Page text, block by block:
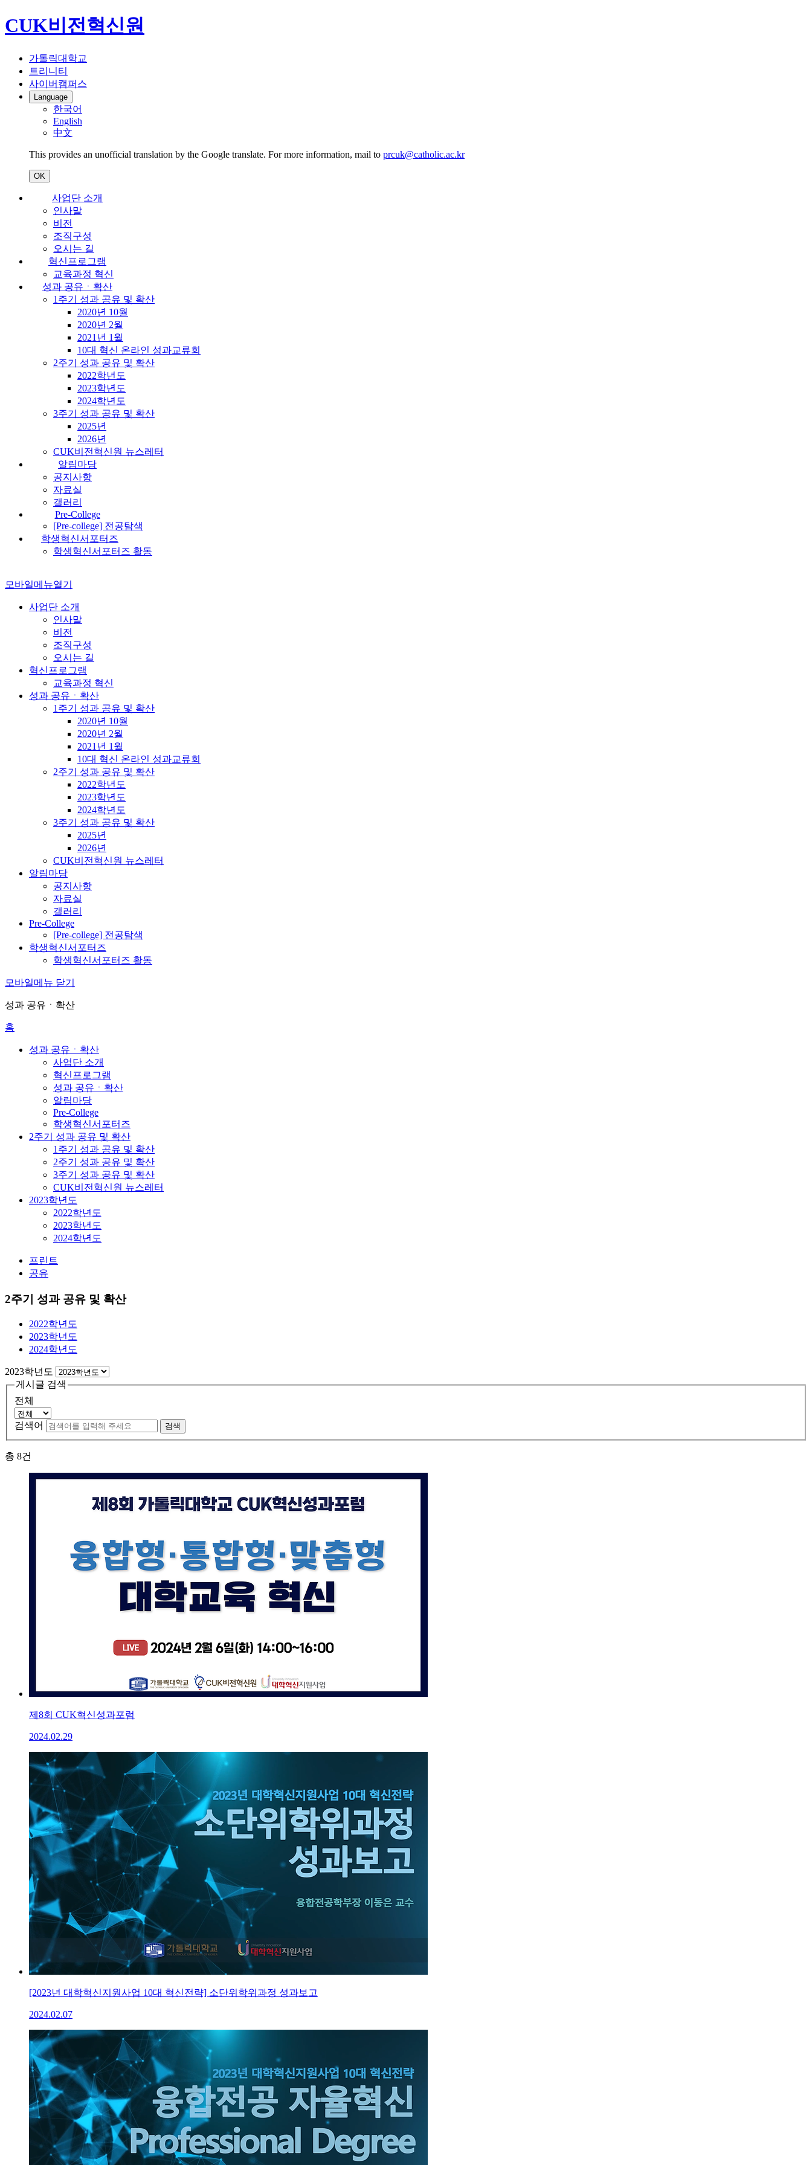
CUK비전혁신원
가톨릭대학교
트리니티
사이버캠퍼스
Language
한국어
English
中文
This provides an unofficial translation by the Google translate. For more information, mail to prcuk@catholic.ac.kr
OK
사업단 소개
인사말
비전
조직구성
오시는 길
혁신프로그램
교육과정 혁신
성과 공유ㆍ확산
1주기 성과 공유 및 확산
2020년 10월
2020년 2월
2021년 1월
10대 혁신 온라인 성과교류회
2주기 성과 공유 및 확산
2022학년도
2023학년도
2024학년도
3주기 성과 공유 및 확산
2025년
2026년
CUK비전혁신원 뉴스레터
알림마당
공지사항
자료실
갤러리
Pre-College
[Pre-college] 전공탐색
학생혁신서포터즈
학생혁신서포터즈 활동
모바일메뉴열기
사업단 소개
인사말
비전
조직구성
오시는 길
혁신프로그램
교육과정 혁신
성과 공유ㆍ확산
1주기 성과 공유 및 확산
2020년 10월
2020년 2월
2021년 1월
10대 혁신 온라인 성과교류회
2주기 성과 공유 및 확산
2022학년도
2023학년도
2024학년도
3주기 성과 공유 및 확산
2025년
2026년
CUK비전혁신원 뉴스레터
알림마당
공지사항
자료실
갤러리
Pre-College
[Pre-college] 전공탐색
학생혁신서포터즈
학생혁신서포터즈 활동
모바일메뉴 닫기
성과 공유ㆍ확산
홈
성과 공유ㆍ확산
사업단 소개
혁신프로그램
성과 공유ㆍ확산
알림마당
Pre-College
학생혁신서포터즈
2주기 성과 공유 및 확산
1주기 성과 공유 및 확산
2주기 성과 공유 및 확산
3주기 성과 공유 및 확산
CUK비전혁신원 뉴스레터
2023학년도
2022학년도
2023학년도
2024학년도
프린트
공유
2주기 성과 공유 및 확산
2022학년도
2023학년도
2024학년도
2023학년도
게시글 검색
전체
검색어 검색
총 8건
제8회 CUK혁신성과포럼
2024.02.29
[2023년 대학혁신지원사업 10대 혁신전략] 소단위학위과정 성과보고
2024.02.07